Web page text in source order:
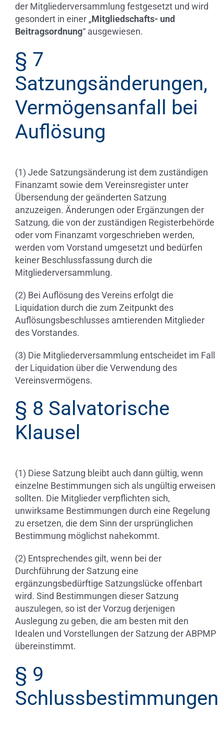
der Mitgliederversammlung festgesetzt und wird
gesondert in einer „Mitgliedschafts- und
Beitragsordnung“ ausgewiesen.
§ 7
Satzungsänderungen,
Vermögensanfall bei
Auflösung
(1) Jede Satzungsänderung ist dem zuständigen
Finanzamt sowie dem Vereinsregister unter
Übersendung der geänderten Satzung
anzuzeigen. Änderungen oder Ergänzungen der
Satzung, die von der zuständigen Registerbehörde
oder vom Finanzamt vorgeschrieben werden,
werden vom Vorstand umgesetzt und bedürfen
keiner Beschlussfassung durch die
Mitgliederversammlung.
(2) Bei Auflösung des Vereins erfolgt die
Liquidation durch die zum Zeitpunkt des
Auflösungsbeschlusses amtierenden Mitglieder
des Vorstandes.
(3) Die Mitgliederversammlung entscheidet im Fall
der Liquidation über die Verwendung des
Vereinsvermögens.
§ 8 Salvatorische
Klausel
(1) Diese Satzung bleibt auch dann gültig, wenn
einzelne Bestimmungen sich als ungültig erweisen
sollten. Die Mitglieder verpflichten sich,
unwirksame Bestimmungen durch eine Regelung
zu ersetzen, die dem Sinn der ursprünglichen
Bestimmung möglichst nahekommt.
(2) Entsprechendes gilt, wenn bei der
Durchführung der Satzung eine
ergänzungsbedürftige Satzungslücke offenbart
wird. Sind Bestimmungen dieser Satzung
auszulegen, so ist der Vorzug derjenigen
Auslegung zu geben, die am besten mit den
Idealen und Vorstellungen der Satzung der ABPMP
übereinstimmt.
§ 9
Schlussbestimmungen